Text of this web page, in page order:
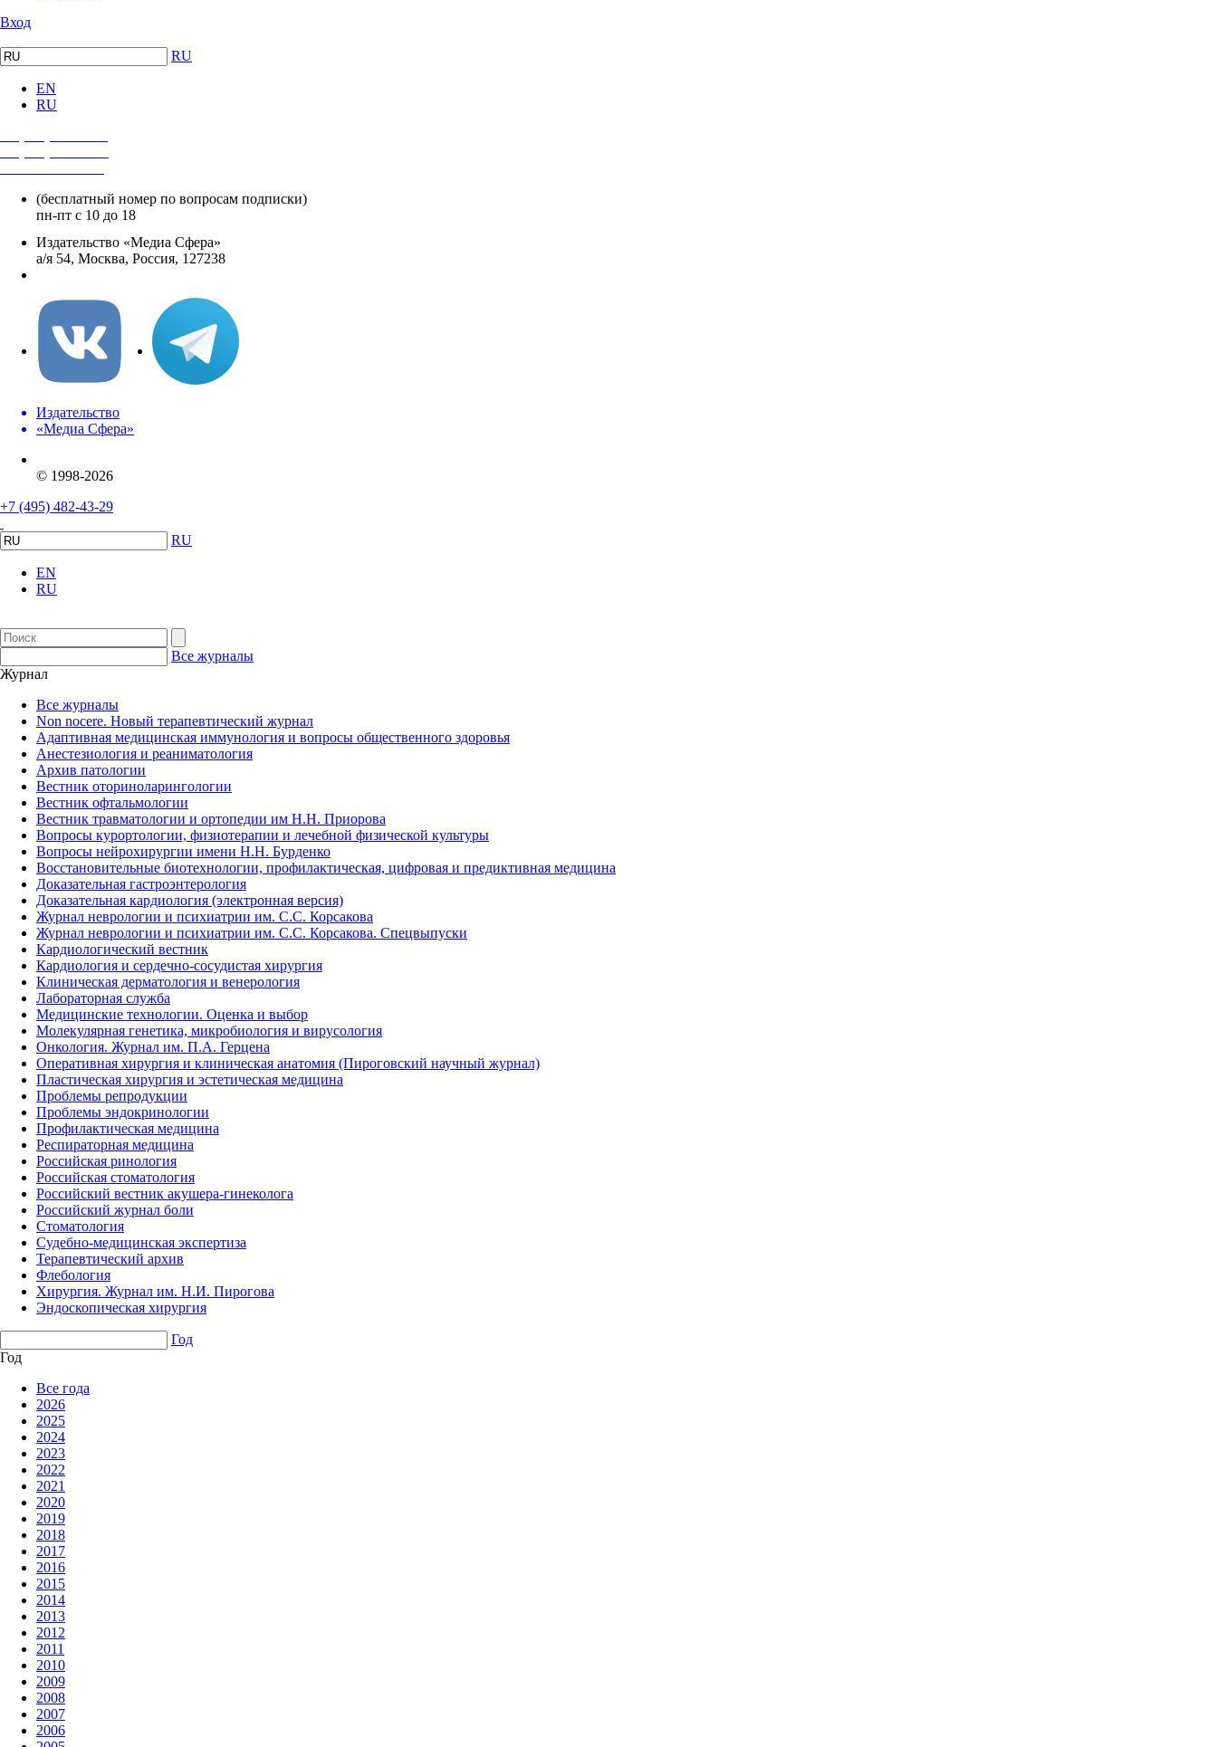
Вход
RU
EN
RU
(бесплатный номер по вопросам подписки)
пн-пт с 10 до 18
Издательство «Медиа Сфера»
а/я 54, Москва, Россия, 127238
Издательство
«Медиа Сфера»
© 1998-2026
+7 (495) 482-43-29
RU
EN
RU
Все журналы
Журнал
Все журналы
Non nocere. Новый терапевтический журнал
Адаптивная медицинская иммунология и вопросы общественного здоровья
Анестезиология и реаниматология
Архив патологии
Вестник оториноларингологии
Вестник офтальмологии
Вестник травматологии и ортопедии им Н.Н. Приорова
Вопросы курортологии, физиотерапии и лечебной физической культуры
Вопросы нейрохирургии имени Н.Н. Бурденко
Восстановительные биотехнологии, профилактическая, цифровая и предиктивная медицина
Доказательная гастроэнтерология
Доказательная кардиология (электронная версия)
Журнал неврологии и психиатрии им. С.С. Корсакова
Журнал неврологии и психиатрии им. С.С. Корсакова. Спецвыпуски
Кардиологический вестник
Кардиология и сердечно-сосудистая хирургия
Клиническая дерматология и венерология
Лабораторная служба
Медицинские технологии. Оценка и выбор
Молекулярная генетика, микробиология и вирусология
Онкология. Журнал им. П.А. Герцена
Оперативная хирургия и клиническая анатомия (Пироговский научный журнал)
Пластическая хирургия и эстетическая медицина
Проблемы репродукции
Проблемы эндокринологии
Профилактическая медицина
Респираторная медицина
Российская ринология
Российская стоматология
Российский вестник акушера-гинеколога
Российский журнал боли
Стоматология
Судебно-медицинская экспертиза
Терапевтический архив
Флебология
Хирургия. Журнал им. Н.И. Пирогова
Эндоскопическая хирургия
Год
Год
Все года
2026
2025
2024
2023
2022
2021
2020
2019
2018
2017
2016
2015
2014
2013
2012
2011
2010
2009
2008
2007
2006